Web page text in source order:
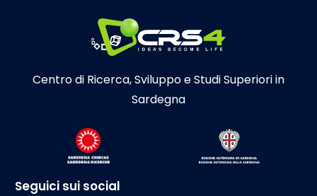
Centro di Ricerca, Sviluppo e Studi Superiori in
Sardegna
Seguici sui social